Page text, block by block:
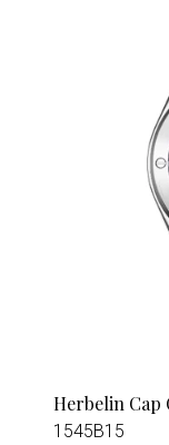
Herbelin Cap
1545B15